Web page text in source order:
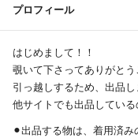
プロフィール
はじめまして！！
覗いて下さってありがとう
引っ越しするため、出品し
他サイトでも出品してい
⚫︎出品する物は、着用済